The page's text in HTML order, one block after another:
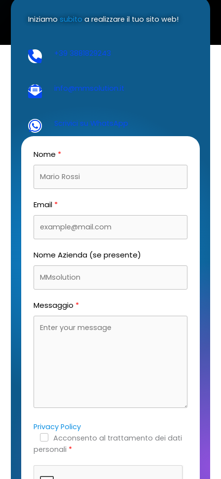
Iniziamo subito a realizzare il tuo sito web!
+39 3881829243
info@mmsolution.it
Scrivici su WhatsApp
Nome
Email
Nome Azienda (se presente)
Messaggio
Privacy Policy
Acconsento al trattamento dei dati
personali